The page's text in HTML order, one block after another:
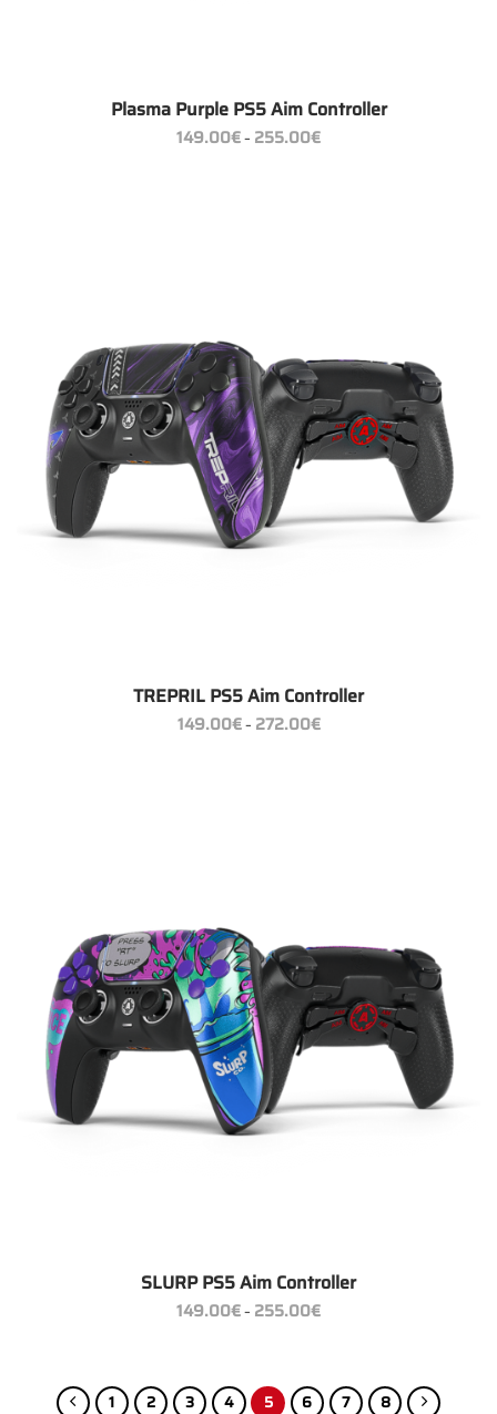
Plasma Purple PS5 Aim Controller
149.00€– 255.00€Preisspanne:
149.00€
TREPRIL PS5 Aim Controller
149.00€– 272.00€Preisspanne:
149.00€
SLURP PS5 Aim Controller
149.00€– 255.00€Preisspanne:
149.00€
1 2 3 4 5 6 7 8